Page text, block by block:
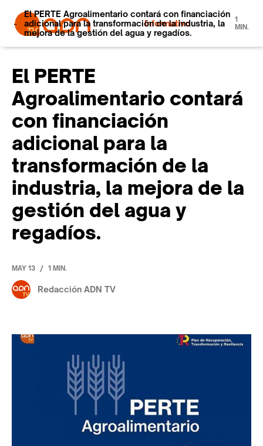
Informativo
El PERTE Agroalimentario contará con financiación
adicional para la transformación de la industria, la
mejora de la gestión del agua y regadíos.
1
MIN.
El PERTE
Agroalimentario contará
con financiación
adicional para la
transformación de la
industria, la mejora de la
gestión del agua y
regadíos.
MAY 13 / 1 MIN.
Redacción ADN TV